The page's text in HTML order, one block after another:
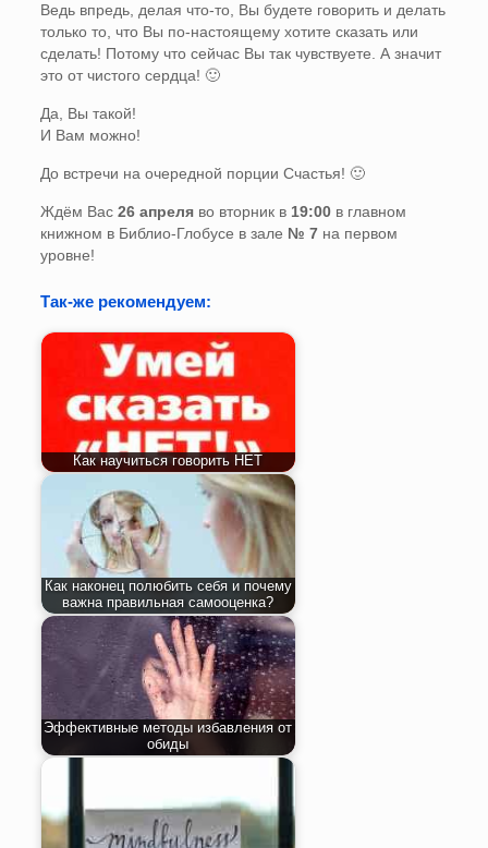
Ведь впредь, делая что-то, Вы будете говорить и делать
только то, что Вы по-настоящему хотите сказать или
сделать! Потому что сейчас Вы так чувствуете. А значит
это от чистого сердца! 🙂
Да, Вы такой!
И Вам можно!
До встречи на очередной порции Счастья! 🙂
Ждём Вас 26 апреляво вторник в 19:00в главном
книжном в Библио-Глобусе в зале № 7на первом
уровне!
Так-же рекомендуем:
Как научиться говорить НЕТ
Как наконец полюбить себя и почему
важна правильная самооценка?
Эффективные методы избавления от
обиды